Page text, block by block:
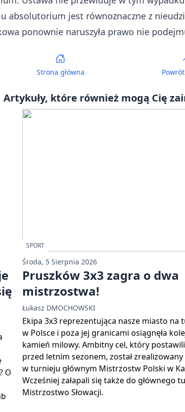
absolutorium jest równoznaczne z
ponownie naruszyła prawo nie
Strona główna Powrót
Artykuły, które również mogą Cię
O
SPORT
Środa, 5 Sierpnia 2026
Pruszków 3x3 zagra o dwa
mistrzostwa!
Łukasz DMOCHOWSKI
Ekipa 3x3 reprezentująca nasze miasto na
w Polsce i poza jej granicami osiągnęła
kamień milowy. Ambitny cel, który
przed letnim sezonem, został zrealizowany
w turnieju głównym Mistrzostw Polski w
Wcześniej załapali się także do głównego
Mistrzostwo Słowacji.